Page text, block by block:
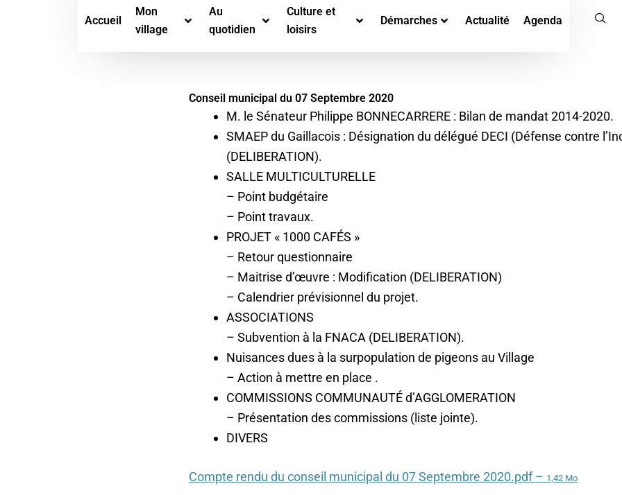
Accueil
Mon
village
Au
quotidien
Culture et
loisirs
Démarches Actualité Agenda
Conseil municipal du 07 Septembre 2020
M. le Sénateur Philippe BONNECARRERE : Bilan de mandat 2014-2020.
SMAEP du Gaillacois : Désignation du délégué DECI (Défense contre
(DELIBERATION).
SALLE MULTICULTURELLE
– Point budgétaire
– Point travaux.
PROJET « 1000 CAFÉS »
– Retour questionnaire
– Maitrise d’œuvre : Modification (DELIBERATION)
– Calendrier prévisionnel du projet.
ASSOCIATIONS
– Subvention à la FNACA (DELIBERATION).
Nuisances dues à la surpopulation de pigeons au Village
– Action à mettre en place .
COMMISSIONS COMMUNAUTÉ d’AGGLOMERATION
– Présentation des commissions (liste jointe).
DIVERS
Compte rendu du conseil municipal du 07 Septembre 2020.pdf – 1,42 Mo